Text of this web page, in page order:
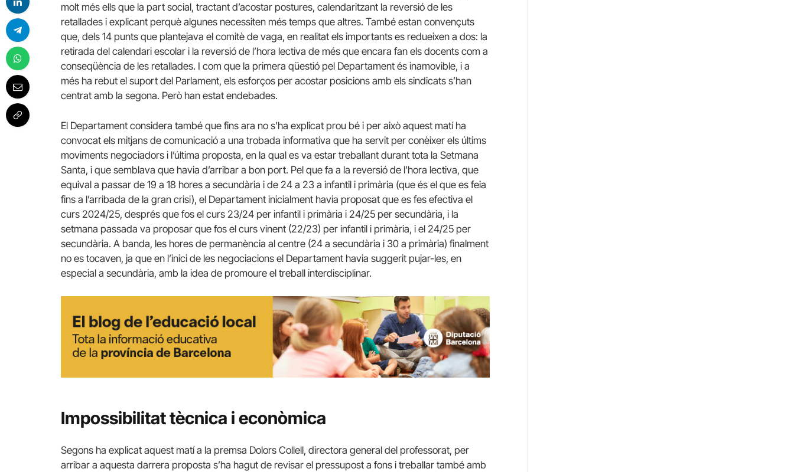
molt més ells que la part social, tractant d’acostar postures, calendaritzant la reversió de les
retallades i explicant perquè algunes necessiten més temps que altres. També estan convençuts
que, dels 14 punts que plantejava el comitè de vaga, en realitat els importants es redueixen a dos: la
retirada del calendari escolar i la reversió de l’hora lectiva de més que encara fan els docents com a
conseqüència de les retallades. I com que la primera qüestió pel Departament és inamovible, i a
més ha rebut el suport del Parlament, els esforços per acostar posicions amb els sindicats s’han
centrat amb la segona. Però han estat endebades.
El Departament considera també que fins ara no s’ha explicat prou bé i per això aquest matí ha
convocat els mitjans de comunicació a una trobada informativa que ha servit per conèixer els últims
moviments negociadors i l’última proposta, en la qual es va estar treballant durant tota la Setmana
Santa, i que semblava que havia d’arribar a bon port. Pel que fa a la reversió de l’hora lectiva, que
equival a passar de 19 a 18 hores a secundària i de 24 a 23 a infantil i primària (que és el que es feia
fins a l’arribada de la gran crisi), el Departament inicialment havia proposat que es fes efectiva el
curs 2024/25, després que fos el curs 23/24 per infantil i primària i 24/25 per secundària, i la
setmana passada va proposar que fos el curs vinent (22/23) per infantil i primària, i el 24/25 per
secundària. A banda, les hores de permanència al centre (24 a secundària i 30 a primària) finalment
no es tocaven, ja que en l’inici de les negociacions el Departament havia suggerit pujar-les, en
especial a secundària, amb la idea de promoure el treball interdisciplinar.
Impossibilitat tècnica i econòmica
Segons ha explicat aquest matí a la premsa Dolors Collell, directora general del professorat, per
arribar a aquesta darrera proposta s’ha hagut de revisar el pressupost a fons i treballar també amb